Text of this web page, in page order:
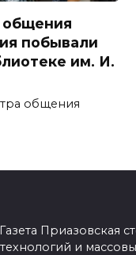
общения
побывали
им. И.
общения
Приазовская
и